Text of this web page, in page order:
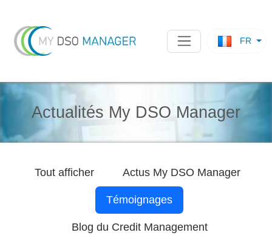
FR
Actualités My DSO Manager
Tout afficher Actus My DSO Manager
Témoignages
Blog du Credit Management